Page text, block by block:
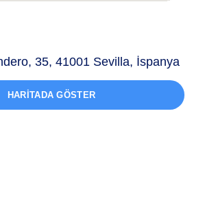
35, 41001 Sevilla, İspanya
HARITADA GÖSTER